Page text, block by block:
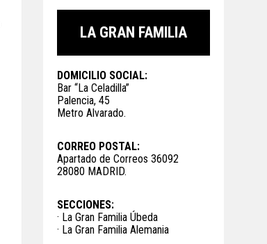
LA GRAN FAMILIA
DOMICILIO SOCIAL:
Bar “La Celadilla”
Palencia, 45
Metro Alvarado.
CORREO POSTAL:
Apartado de Correos 36092
28080 MADRID.
SECCIONES:
· La Gran Familia Úbeda
· La Gran Familia Alemania